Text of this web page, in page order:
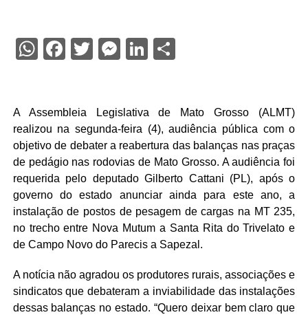
WhatsApp
Facebook
Twitter
Messenger
LinkedIn
Share
A Assembleia Legislativa de Mato Grosso (ALMT)
realizou na segunda-feira (4), audiência pública com o
objetivo de debater a reabertura das balanças nas praças
de pedágio nas rodovias de Mato Grosso. A audiência foi
requerida pelo deputado Gilberto Cattani (PL), após o
governo do estado anunciar ainda para este ano, a
instalação de postos de pesagem de cargas na MT 235,
no trecho entre Nova Mutum a Santa Rita do Trivelato e
de Campo Novo do Parecis a Sapezal.
A notícia não agradou os produtores rurais, associações e
sindicatos que debateram a inviabilidade das instalações
dessas balanças no estado. “Quero deixar bem claro que